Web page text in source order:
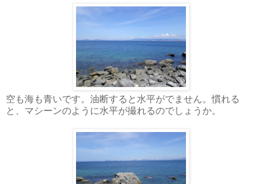
空も海も青いです。油断すると水平がでません。慣れる
と、マシーンのように水平が撮れるのでしょうか。